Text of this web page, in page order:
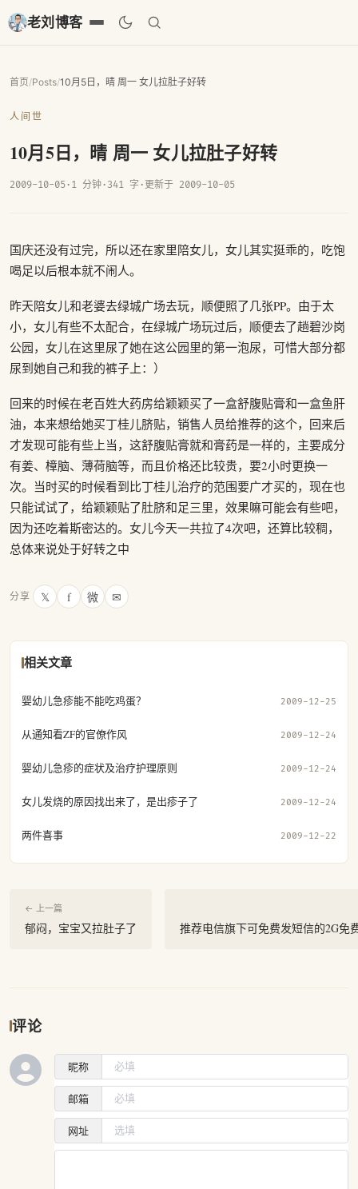
老刘博客
首页/Posts/10月5日，晴 周一 女儿拉肚子好转
人间世
10月5日，晴 周一 女儿拉肚子好转
2009-10-05· 1 分钟· 341 字 · 更新于 2009-10-05
国庆还没有过完，所以还在家里陪女儿，女儿其实挺乖的，吃饱
喝足以后根本就不闹人。
昨天陪女儿和老婆去绿城广场去玩，顺便照了几张PP。由于太
小，女儿有些不太配合，在绿城广场玩过后，顺便去了趟碧沙岗
公园，女儿在这里尿了她在这公园里的第一泡尿，可惜大部分都
尿到她自己和我的裤子上：）
回来的时候在老百姓大药房给颖颖买了一盒舒腹贴膏和一盒鱼肝
油，本来想给她买丁桂儿脐贴，销售人员给推荐的这个，回来后
才发现可能有些上当，这舒腹贴膏就和膏药是一样的，主要成分
有姜、樟脑、薄荷脑等，而且价格还比较贵，要2小时更换一
次。当时买的时候看到比丁桂儿治疗的范围要广才买的，现在也
只能试试了，给颖颖贴了肚脐和足三里，效果嘛可能会有些吧，
因为还吃着斯密达的。女儿今天一共拉了4次吧，还算比较稠，
总体来说处于好转之中
分享 𝕏 f 微 ✉
相关文章
婴幼儿急疹能不能吃鸡蛋？ 2009-12-25
从通知看ZF的官僚作风 2009-12-24
婴幼儿急疹的症状及治疗护理原则 2009-12-24
女儿发烧的原因找出来了，是出疹子了 2009-12-24
两件喜事 2009-12-22
← 上一篇
郁闷，宝宝又拉肚子了 推荐电信旗下可免费发短信的2G免
评论
昵称
邮箱
网址